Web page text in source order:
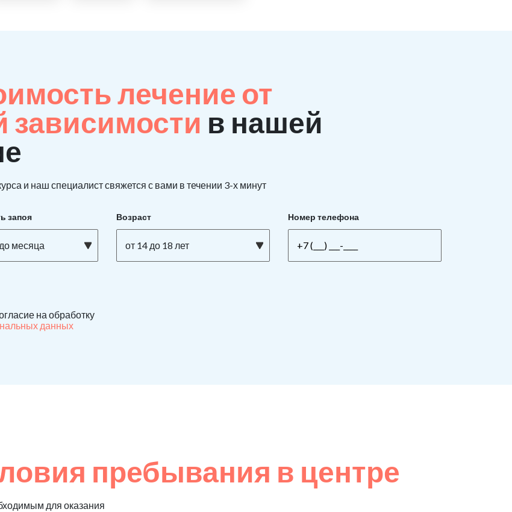
лечение от
в нашей
и наш специалист свяжется с вами в течении 3-х минут
запоя
месяца
Возраст
от 14 до 18 лет
Номер телефона
на обработку
данных
пребывания в центре
для оказания